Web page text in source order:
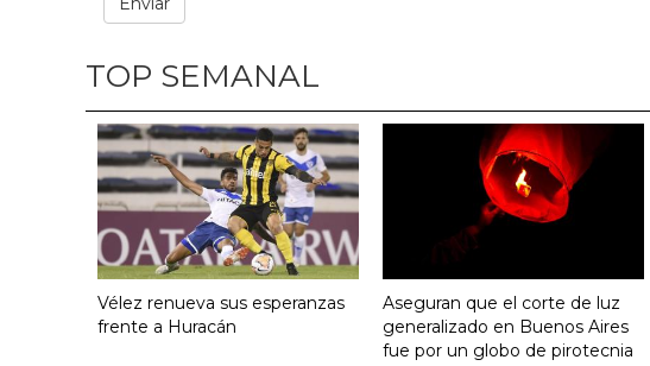
TOP SEMANAL
Vélez renueva sus esperanzas
frente a Huracán
Aseguran que el corte de luz
generalizado en Buenos Aires
fue por un globo de pirotecnia